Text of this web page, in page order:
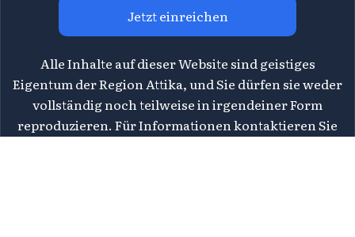
Jetzt einreichen
Alle Inhalte auf dieser Website sind geistiges
Eigentum der Region Attika, und Sie dürfen sie weder
vollständig noch teilweise in irgendeiner Form
reproduzieren. Für Informationen kontaktieren Sie